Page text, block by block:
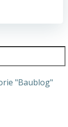
"Baublog"